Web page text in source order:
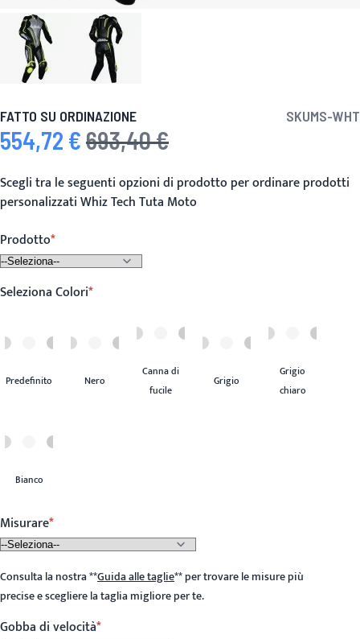
FATTO SU ORDINAZIONE SKUMS-WHT
Prezzo speciale
554,72 € Prezzo predefinito
693,40 €
Scegli tra le seguenti opzioni di prodotto per ordinare prodotti
personalizzati Whiz Tech Tuta Moto
Prodotto
Seleziona Colori
Predefinito Nero
Canna di
fucile
Grigio
Grigio
chiaro
Bianco
Misurare
Consulta la nostra**Guida alle taglie**per trovare le misure più
precise e scegliere la taglia migliore per te.
Gobba di velocità